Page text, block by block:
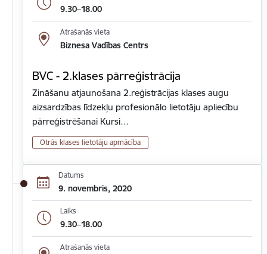
9.30–18.00
Atrašanās vieta
Biznesa Vadības Centrs
BVC - 2.klases pārreģistrācija
Zināšanu atjaunošana 2.reģistrācijas klases augu
aizsardzības līdzekļu profesionālo lietotāju apliecību
pārreģistrēšanai Kursi…
Otrās klases lietotāju apmācība
Datums
9. novembris, 2020
Laiks
9.30–18.00
Atrašanās vieta